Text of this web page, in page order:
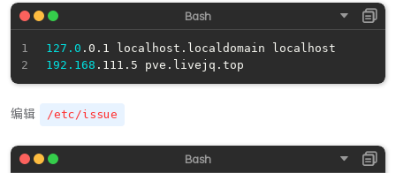
127.0
192.168
编辑 /etc/issue